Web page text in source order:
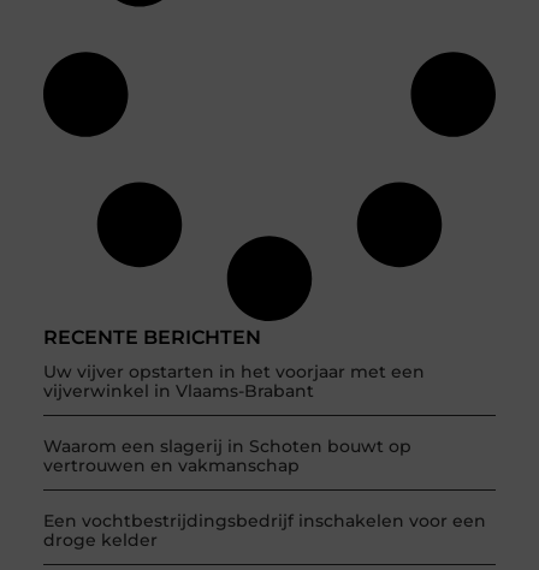
RECENTE BERICHTEN
Uw vijver opstarten in het voorjaar met een
vijverwinkel in Vlaams-Brabant
Waarom een slagerij in Schoten bouwt op
vertrouwen en vakmanschap
Een vochtbestrijdingsbedrijf inschakelen voor een
droge kelder